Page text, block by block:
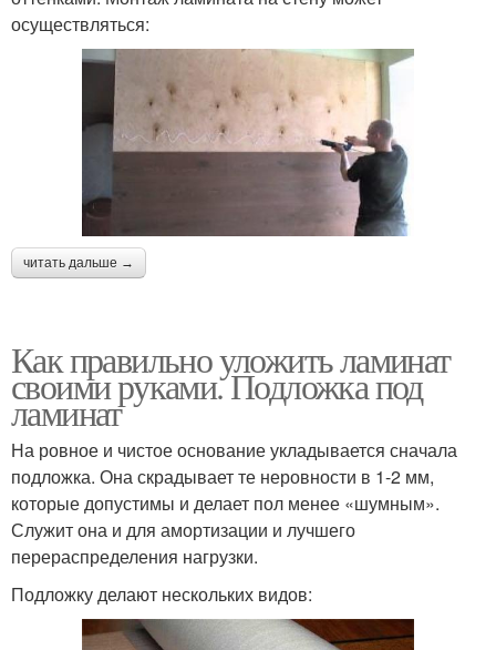
осуществляться:
читать дальше →
Как правильно уложить ламинат
своими руками. Подложка под
ламинат
На ровное и чистое основание укладывается сначала
подложка. Она скрадывает те неровности в 1-2 мм,
которые допустимы и делает пол менее «шумным».
Служит она и для амортизации и лучшего
перераспределения нагрузки.
Подложку делают нескольких видов: